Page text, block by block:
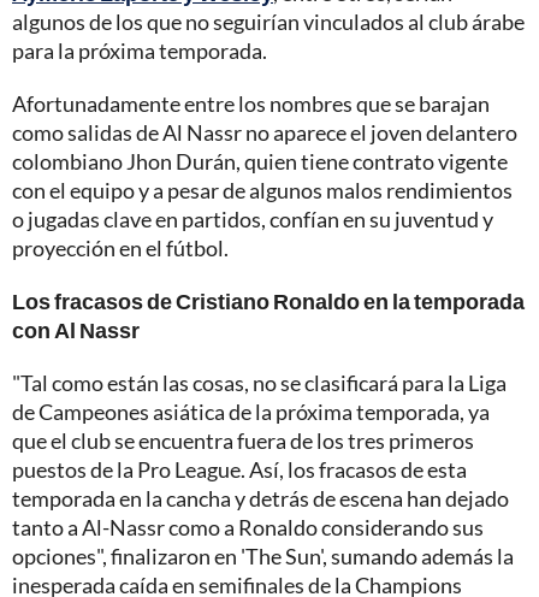
algunos de los que no seguirían vinculados al club árabe
para la próxima temporada.
Afortunadamente entre los nombres que se barajan
como salidas de Al Nassr no aparece el joven delantero
colombiano Jhon Durán, quien tiene contrato vigente
con el equipo y a pesar de algunos malos rendimientos
o jugadas clave en partidos, confían en su juventud y
proyección en el fútbol.
Los fracasos de Cristiano Ronaldo en la temporada
con Al Nassr
"Tal como están las cosas, no se clasificará para la Liga
de Campeones asiática de la próxima temporada, ya
que el club se encuentra fuera de los tres primeros
puestos de la Pro League. Así, los fracasos de esta
temporada en la cancha y detrás de escena han dejado
tanto a Al-Nassr como a Ronaldo considerando sus
opciones", finalizaron en 'The Sun', sumando además la
inesperada caída en semifinales de la Champions